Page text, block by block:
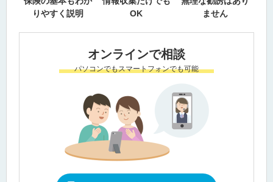
りやすく説明
OK
ません
オンラインで相談
パソコンでもスマートフォンでも可能